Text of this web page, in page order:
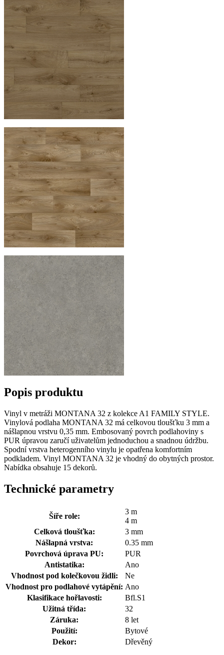
Popis produktu
Vinyl v metráži MONTANA 32 z kolekce A1 FAMILY STYLE.
Vinylová podlaha MONTANA 32 má celkovou tloušťku 3 mm a
nášlapnou vrstvu 0,35 mm. Embosovaný povrch podlahoviny s
PUR úpravou zaručí uživatelům jednoduchou a snadnou údržbu.
Spodní vrstva heterogenního vinylu je opatřena komfortním
podkladem. Vinyl MONTANA 32 je vhodný do obytných prostor.
Nabídka obsahuje 15 dekorů.
Technické parametry
Šíře role:
3 m
4 m
Celková tloušťka:
3 mm
Nášlapná vrstva:
0.35 mm
Povrchová úprava PU:
PUR
Antistatika:
Ano
Vhodnost pod kolečkovou židli:
Ne
Vhodnost pro podlahové vytápění: Ano
Klasifikace hořlavosti:
Bfl.S1
Užitná třída:
32
Záruka:
8 let
Použití:
Bytové
Dekor:
Dřevěný